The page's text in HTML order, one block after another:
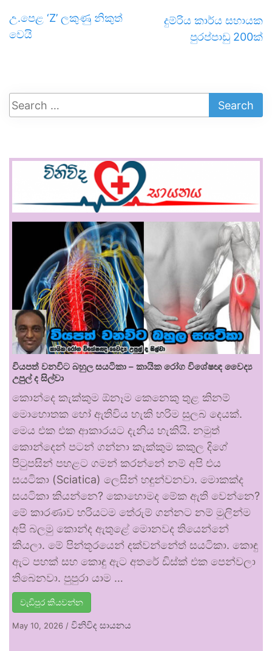
උ.පෙළ ‘Z’ ලකුණු නිකුත්
වෙයි
දුම්රිය කාර්ය සහායක
පුරප්පාඩු 200ක්
වියපත් වනවිට බහුල සයටිකා – කායික රෝග විශේෂඥ වෛද්‍ය
උපුල් ද සිල්වා
කොන්දෙ කැක්කුම ඕනෑම කෙනෙකු තුළ කිනම්
මොහොතක හෝ ඇතිවිය හැකි හරිම සුලබ දෙයක්.
මෙය එක එක ආකාරයට දැනිය හැකියි. නමුත්
කොන්දෙන් පටන් ගන්නා කැක්කුම කකුල දිගේ
පිටුපසින් පහළට ගමන් කරන්නේ නම් අපි එය
සයටිකා (Sciatica) ලෙසින් හඳුන්වනවා. මොකක්ද
සයටිකා කියන්නෙ? කොහොමද මේක ඇති වෙන්නෙ?
මේ කාරණාව හරියටම තේරුම් ගන්නට නම් මුලින්ම
අපි බලමු කොන්ද ඇතුළේ මොනවද තියෙන්නේ
කියලා. මේ පින්තූරයෙන් දක්වන්නේත් සයටිකා. කොඳු
ඇට පහක් සහ කොඳු ඇට අතරේ ඩිස්ක් එක පෙන්වලා
තිබෙනවා. පුපුරා යාම …
වැඩිපුර කියවන්න
May 10, 2026 / විනිවිද සායනය